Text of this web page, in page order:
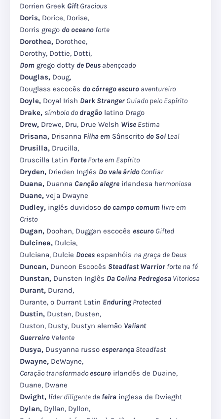
Dorrien Greek GiftGracious
Doris, Dorice, Dorise,
Dorris grego do oceano forte
Dorothea, Dorothee,
Dorothy, Dottie, Dotti,
Dom grego dotty de Deus abençoado
Douglas, Doug,
Douglass escocês do córrego escuro aventureiro
Doyle, Doyal Irish Dark Stranger Guiado pelo Espírito
Drake, símbolo do dragão latino Drago
Drew, Drewe, Dru, Drue Welsh Wise Estima
Drisana, Drisanna Filha em Sânscrito do Sol Leal
Drusilla, Drucilla,
Druscilla Latin Forte Forte em Espírito
Dryden, Drieden Inglês Do vale árido Confiar
Duana, Duanna Canção alegre irlandesa harmoniosa
Duane, veja Dwayne
Dudley, inglês duvidoso do campo comum livre em
Cristo
Dugan, Doohan, Duggan escocês escuro Gifted
Dulcinea, Dulcia,
Dulciana, Dulcie Doces espanhóis na graça de Deus
Duncan, Duncon Escocês Steadfast Warrior forte na fé
Dunstan, Dunsten Inglês Da Colina Pedregosa Vitoriosa
Durant, Durand,
Durante, o Durrant Latin EnduringProtected
Dustin, Dustan, Dusten,
Duston, Dusty, Dustyn alemão Valiant
Guerreiro Valente
Dusya, Dusyanna russo esperança Steadfast
Dwayne, DeWayne,
Coração transformado escuro irlandês de Duaine,
Duane, Dwane
Dwight, líder diligente da feira inglesa de Dwieght
Dylan, Dyllan, Dyllon,